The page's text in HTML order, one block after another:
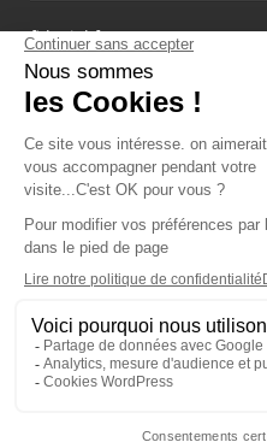
fiducial.fr
lyoncapitale.fr
olympique-et-lyonnais.com
L'application Iphone /
Les cookies
Gestion des cookies
Crédit photos :